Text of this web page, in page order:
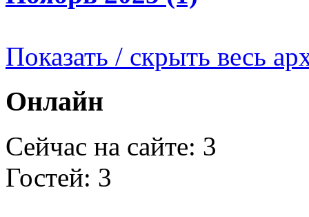
Показать / скрыть весь
Онлайн
Сейчас на сайте: 3
Гостей: 3